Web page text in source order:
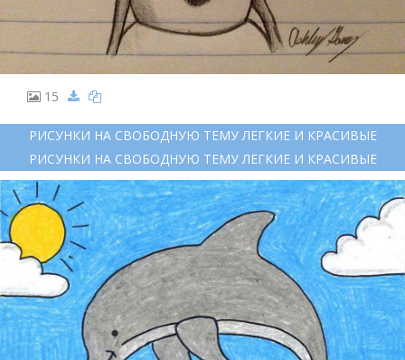
15
РИСУНКИ НА СВОБОДНУЮ ТЕМУ ЛЕГКИЕ И КРАСИВЫЕ
РИСУНКИ НА СВОБОДНУЮ ТЕМУ ЛЕГКИЕ И КРАСИВЫЕ